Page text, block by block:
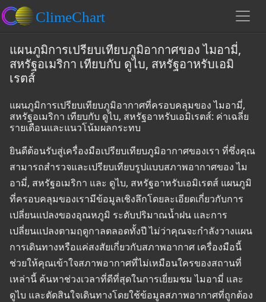
แผนภูมิการเปรียบเทียบภูมิอากาศของ ไมอามี่,
สหรัฐอเมริกา เทียบกับ ดูไบ, สหรัฐอาหรับเอมิ
เรตส์
แผนภูมิการเปรียบเทียบภูมิอากาศที่ครอบคลุมของ ไมอามี่,
สหรัฐอเมริกา เทียบกับ ดูไบ, สหรัฐอาหรับเอมิเรตส์: ค่าเฉลี่ย
รายเดือนและแนวโน้มผลกระทบ
ยินดีต้อนรับสู่เครื่องมือเปรียบเทียบภูมิอากาศของเรา ที่ซึ่งคุณ
สามารถสำรวจและเปรียบเทียบรูปแบบสภาพอากาศของ ไม
อามี่, สหรัฐอเมริกา และ ดูไบ, สหรัฐอาหรับเอมิเรตส์ แผนภูมิ
ที่ครอบคลุมของเรามีข้อมูลเชิงลึกโดยละเอียดเกี่ยวกับการ
เปลี่ยนแปลงของอุณหภูมิ ระดับปริมาณน้ำฝน และการ
เปลี่ยนแปลงตามฤดูกาลตลอดทั้งปี ไม่ว่าคุณจะกำลังวางแผน
การเดินทางหรือแค่สงสัยเกี่ยวกับสภาพอากาศ เครื่องมือนี้
ช่วยให้คุณเข้าใจสภาพอากาศที่ไม่เหมือนใครของสถานที่
เหล่านี้ ค้นหาช่วงเวลาที่ดีที่สุดในการเยี่ยมชม ไมอามี่ และ
ดูไบ และตัดสินใจเดินทางโดยใช้ข้อมูลสภาพอากาศที่ถูกต้อง